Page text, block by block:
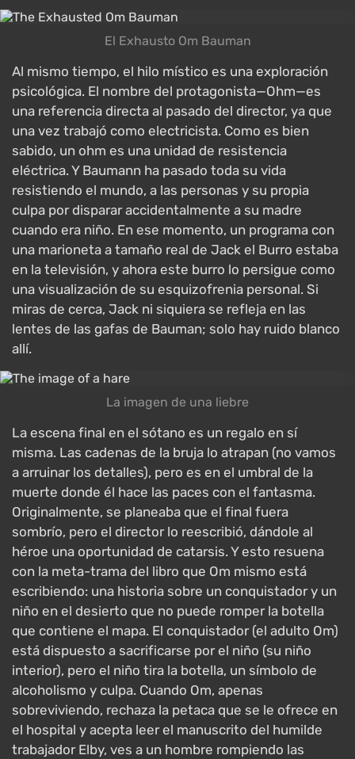
El Exhausto Om Bauman
Al mismo tiempo, el hilo místico es una exploración
psicológica. El nombre del protagonista—Ohm—es
una referencia directa al pasado del director, ya que
una vez trabajó como electricista. Como es bien
sabido, un ohm es una unidad de resistencia
eléctrica. Y Baumann ha pasado toda su vida
resistiendo el mundo, a las personas y su propia
culpa por disparar accidentalmente a su madre
cuando era niño. En ese momento, un programa con
una marioneta a tamaño real de Jack el Burro estaba
en la televisión, y ahora este burro lo persigue como
una visualización de su esquizofrenia personal. Si
miras de cerca, Jack ni siquiera se refleja en las
lentes de las gafas de Bauman; solo hay ruido blanco
allí.
La imagen de una liebre
La escena final en el sótano es un regalo en sí
misma. Las cadenas de la bruja lo atrapan (no vamos
a arruinar los detalles), pero es en el umbral de la
muerte donde él hace las paces con el fantasma.
Originalmente, se planeaba que el final fuera
sombrío, pero el director lo reescribió, dándole al
héroe una oportunidad de catarsis. Y esto resuena
con la meta-trama del libro que Om mismo está
escribiendo: una historia sobre un conquistador y un
niño en el desierto que no puede romper la botella
que contiene el mapa. El conquistador (el adulto Om)
está dispuesto a sacrificarse por el niño (su niño
interior), pero el niño tira la botella, un símbolo de
alcoholismo y culpa. Cuando Om, apenas
sobreviviendo, rechaza la petaca que se le ofrece en
el hospital y acepta leer el manuscrito del humilde
trabajador Elby, ves a un hombre rompiendo las